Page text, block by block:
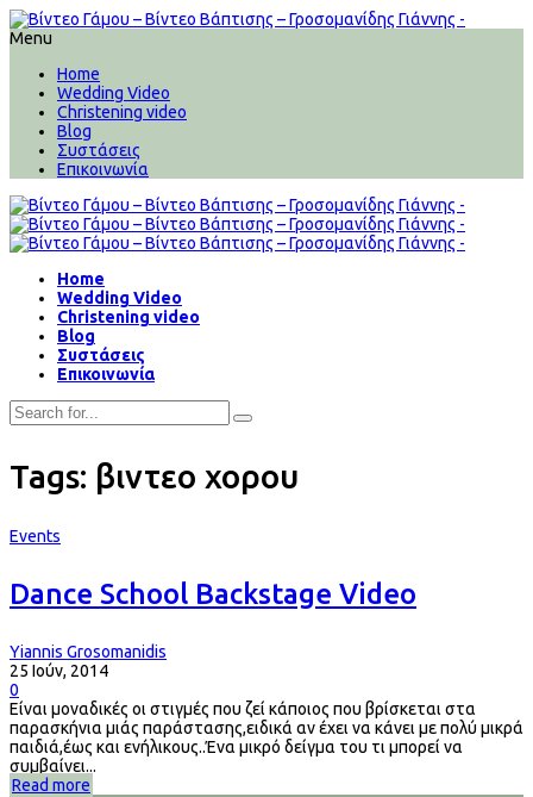
Menu
Home
Wedding Video
Christening video
Blog
Συστάσεις
Επικοινωνία
Home
Wedding Video
Christening video
Blog
Συστάσεις
Επικοινωνία
Tags: βιντεο χορου
Events
Dance School Backstage Video
Yiannis Grosomanidis
25 Ιούν, 2014
0
Είναι μοναδικές οι στιγμές που ζεί κάποιος που βρίσκεται στα
παρασκήνια μιάς παράστασης,ειδικά αν έχει να κάνει με πολύ μικρά
παιδιά,έως και ενήλικους..Ένα μικρό δείγμα του τι μπορεί να
συμβαίνει...
Read more